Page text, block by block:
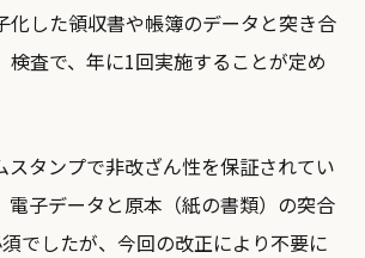
化した領収書や帳簿のデータと突き合
検査で、年に1回実施することが定め
スタンプで非改ざん性を保証されてい
電子データと原本（紙の書類）の突合
でしたが、今回の改正により不要に